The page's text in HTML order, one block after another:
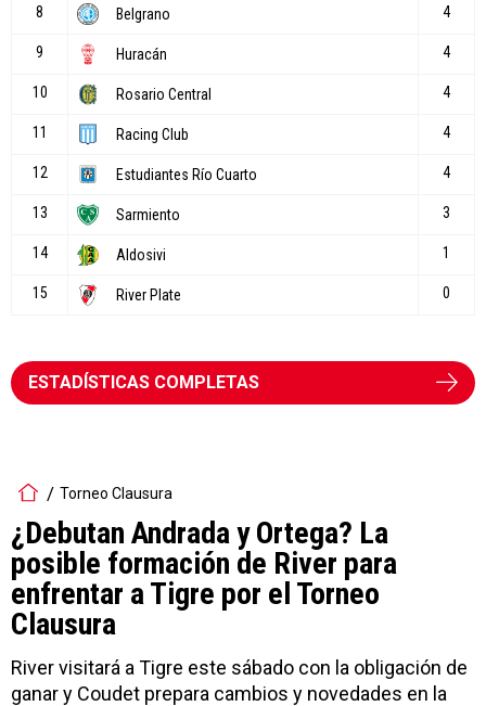
ESTADÍSTICAS COMPLETAS
Torneo Clausura
¿Debutan Andrada y Ortega? La
posible formación de River para
enfrentar a Tigre por el Torneo
Clausura
River visitará a Tigre este sábado con la obligación de
ganar y Coudet prepara cambios y novedades en la